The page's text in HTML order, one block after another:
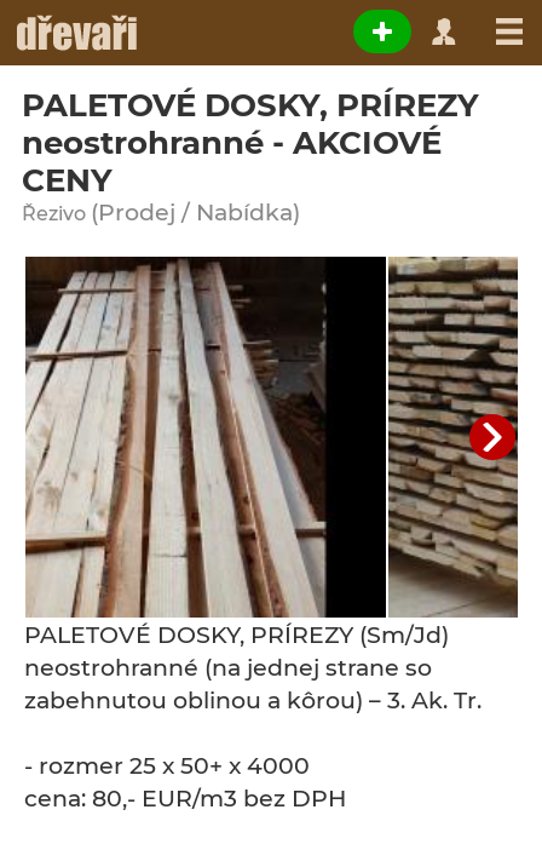
PALETOVÉ DOSKY, PRÍREZY
neostrohranné - AKCIOVÉ
CENY
Řezivo (Prodej / Nabídka)
PALETOVÉ DOSKY, PRÍREZY (Sm/Jd)
neostrohranné (na jednej strane so
zabehnutou oblinou a kôrou) – 3. Ak. Tr.
- rozmer 25 x 50+ x 4000
cena: 80,- EUR/m3 bez DPH